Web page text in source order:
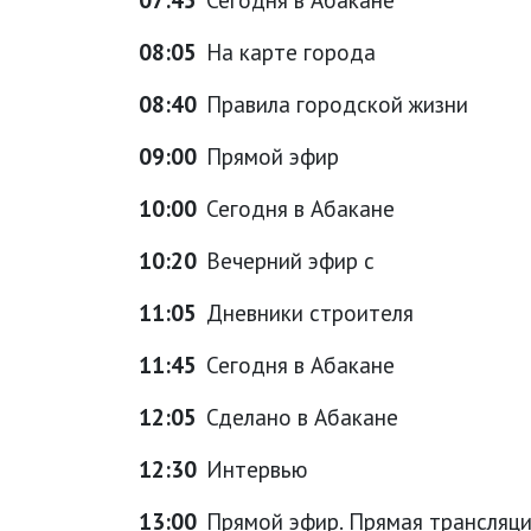
08:05 На карте города
08:40 Правила городской жизни
09:00 Прямой эфир
10:00 Сегодня в Абакане
10:20 Вечерний эфир с
11:05 Дневники строителя
11:45 Сегодня в Абакане
12:05 Сделано в Абакане
12:30 Интервью
13:00 Прямой эфир. Прямая